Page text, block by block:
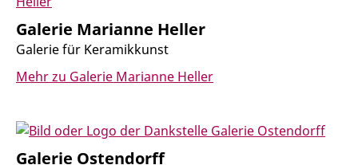
Galerie Marianne Heller
Galerie für Keramikkunst
Mehr zu Galerie Marianne Heller
Galerie Ostendorff